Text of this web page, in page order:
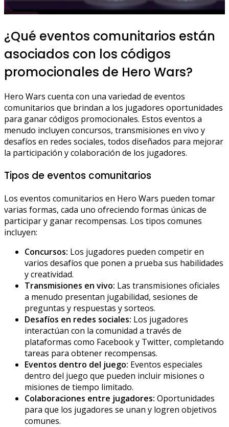
¿Qué eventos comunitarios están
asociados con los códigos
promocionales de Hero Wars?
Hero Wars cuenta con una variedad de eventos
comunitarios que brindan a los jugadores oportunidades
para ganar códigos promocionales. Estos eventos a
menudo incluyen concursos, transmisiones en vivo y
desafíos en redes sociales, todos diseñados para mejorar
la participación y colaboración de los jugadores.
Tipos de eventos comunitarios
Los eventos comunitarios en Hero Wars pueden tomar
varias formas, cada uno ofreciendo formas únicas de
participar y ganar recompensas. Los tipos comunes
incluyen:
Concursos: Los jugadores pueden competir en
varios desafíos que ponen a prueba sus habilidades
y creatividad.
Transmisiones en vivo: Las transmisiones oficiales
a menudo presentan jugabilidad, sesiones de
preguntas y respuestas y sorteos.
Desafíos en redes sociales: Los jugadores
interactúan con la comunidad a través de
plataformas como Facebook y Twitter, completando
tareas para obtener recompensas.
Eventos dentro del juego: Eventos especiales
dentro del juego que pueden incluir misiones o
misiones de tiempo limitado.
Colaboraciones entre jugadores: Oportunidades
para que los jugadores se unan y logren objetivos
comunes.